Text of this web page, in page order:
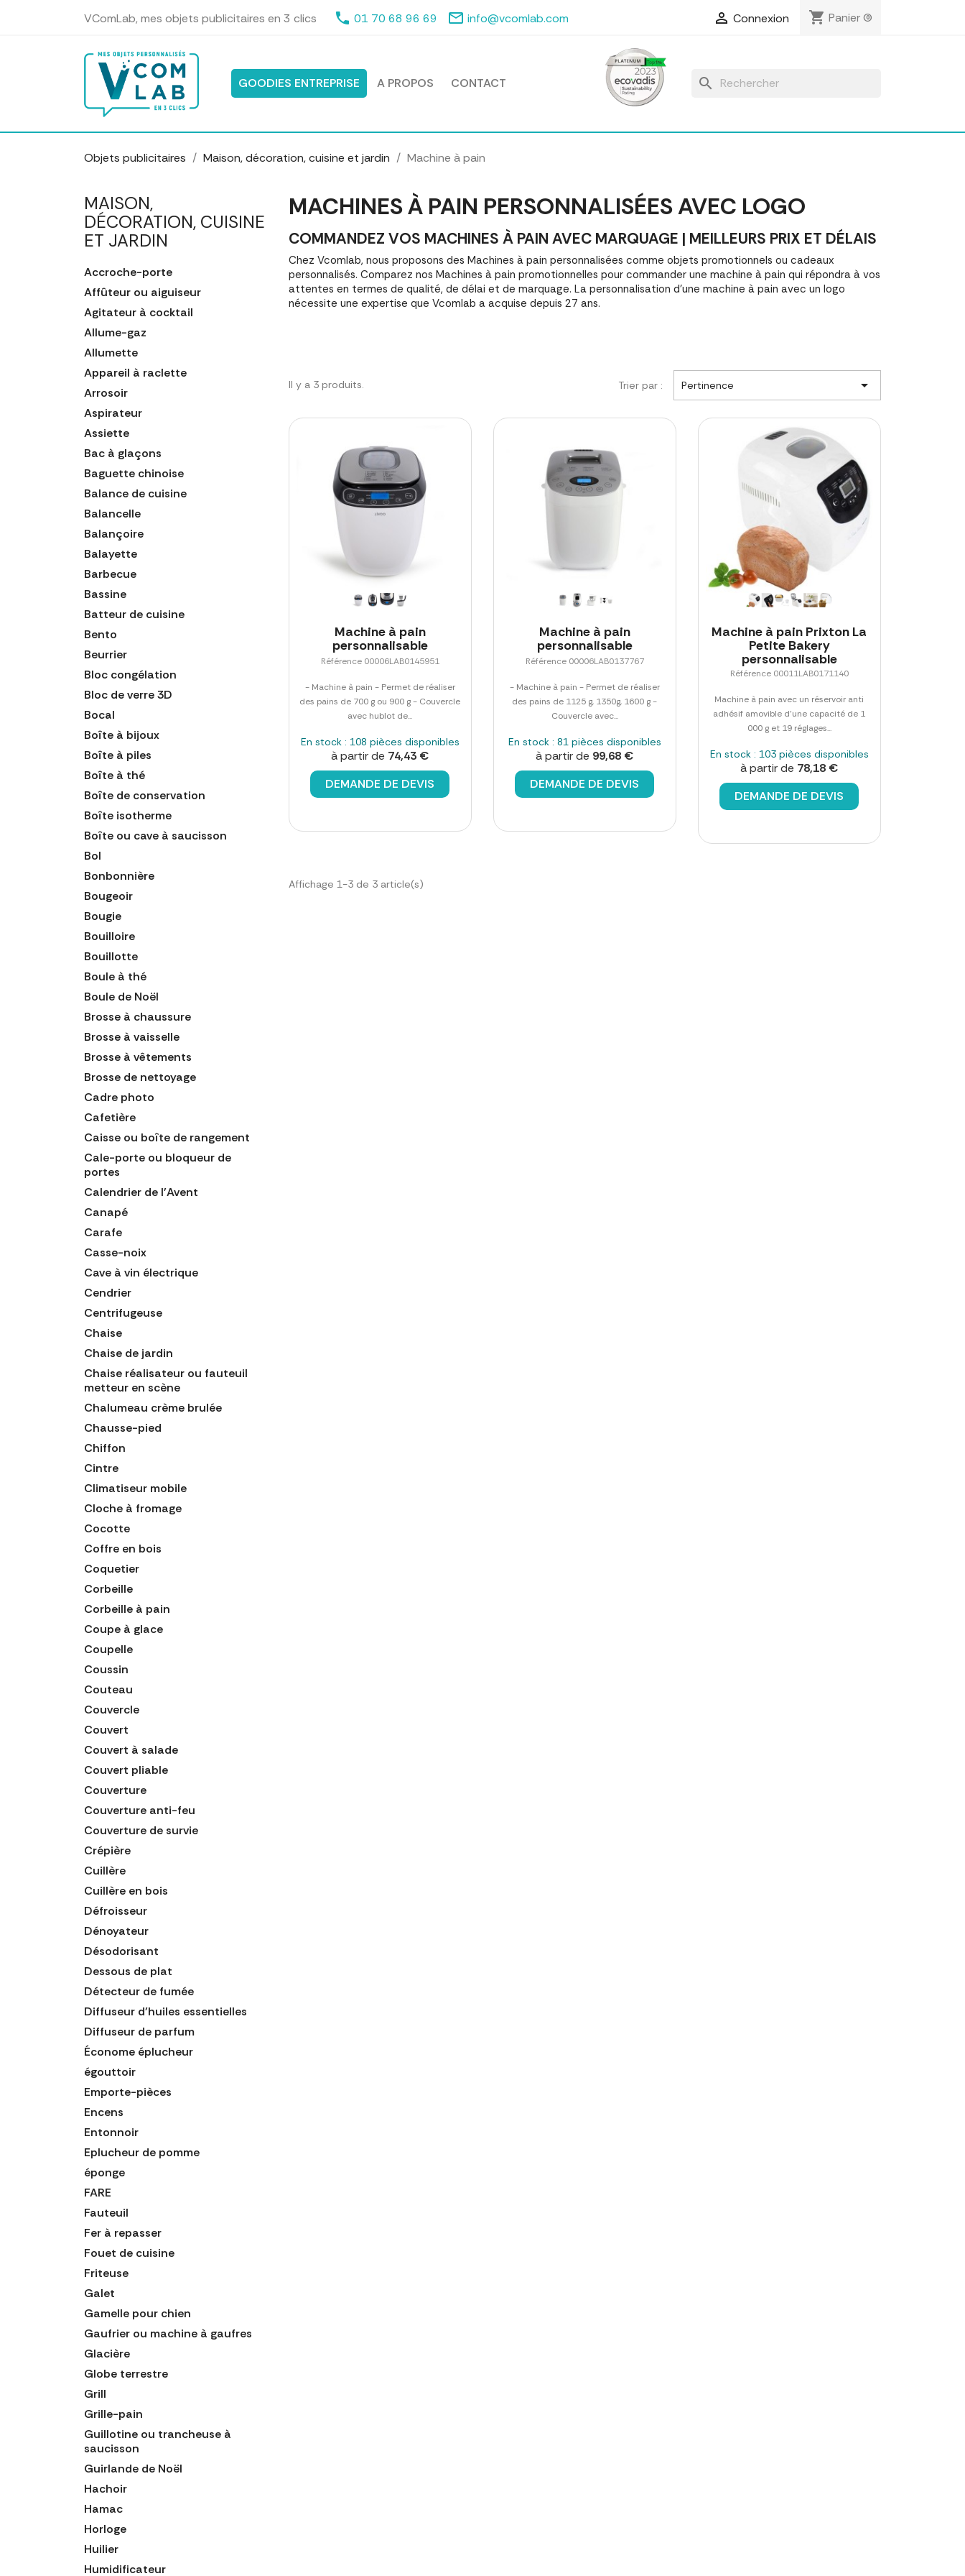
VComLab, mes objets publicitaires en 3 clics phone 01 70 68 96 69 mail_outline info@vcomlab.com  Connexion shopping_cart Panier(0)
GOODIES ENTREPRISE A PROPOS CONTACT search
Objets publicitaires Maison, décoration, cuisine et jardin Machine à pain
MAISON,
DÉCORATION, CUISINE
ET JARDIN
Accroche-porte
Affûteur ou aiguiseur
Agitateur à cocktail
Allume-gaz
Allumette
Appareil à raclette
Arrosoir
Aspirateur
Assiette
Bac à glaçons
Baguette chinoise
Balance de cuisine
Balancelle
Balançoire
Balayette
Barbecue
Bassine
Batteur de cuisine
Bento
Beurrier
Bloc congélation
Bloc de verre 3D
Bocal
Boîte à bijoux
Boîte à piles
Boîte à thé
Boîte de conservation
Boîte isotherme
Boîte ou cave à saucisson
Bol
Bonbonnière
Bougeoir
Bougie
Bouilloire
Bouillotte
Boule à thé
Boule de Noël
Brosse à chaussure
Brosse à vaisselle
Brosse à vêtements
Brosse de nettoyage
Cadre photo
Cafetière
Caisse ou boîte de rangement
Cale-porte ou bloqueur de
portes
Calendrier de l'Avent
Canapé
Carafe
Casse-noix
Cave à vin électrique
Cendrier
Centrifugeuse
Chaise
Chaise de jardin
Chaise réalisateur ou fauteuil
metteur en scène
Chalumeau crème brulée
Chausse-pied
Chiffon
Cintre
Climatiseur mobile
Cloche à fromage
Cocotte
Coffre en bois
Coquetier
Corbeille
Corbeille à pain
Coupe à glace
Coupelle
Coussin
Couteau
Couvercle
Couvert
Couvert à salade
Couvert pliable
Couverture
Couverture anti-feu
Couverture de survie
Crépière
Cuillère
Cuillère en bois
Défroisseur
Dénoyateur
Désodorisant
Dessous de plat
Détecteur de fumée
Diffuseur d'huiles essentielles
Diffuseur de parfum
Économe éplucheur
égouttoir
Emporte-pièces
Encens
Entonnoir
Eplucheur de pomme
éponge
FARE
Fauteuil
Fer à repasser
Fouet de cuisine
Friteuse
Galet
Gamelle pour chien
Gaufrier ou machine à gaufres
Glacière
Globe terrestre
Grill
Grille-pain
Guillotine ou trancheuse à
saucisson
Guirlande de Noël
Hachoir
Hamac
Horloge
Huilier
Humidificateur
MACHINES À PAIN PERSONNALISÉES AVEC LOGO
COMMANDEZ VOS MACHINES À PAIN AVEC MARQUAGE | MEILLEURS PRIX ET DÉLAIS
Chez Vcomlab, nous proposons des Machines à pain personnalisées comme objets promotionnels ou cadeaux
personnalisés. Comparez nos Machines à pain promotionnelles pour commander une machine à pain qui répondra à vos
attentes en termes de qualité, de délai et de marquage. La personnalisation d'une machine à pain avec un logo
nécessite une expertise que Vcomlab a acquise depuis 27 ans.
Il y a 3 produits. Trier par : Pertinence 
Machine à pain
personnalisable
Référence 00006LAB0145951
- Machine à pain - Permet de réaliser
des pains de 700 g ou 900 g - Couvercle
avec hublot de...
En stock : 108 pièces disponibles
à partir de 74,43 €
DEMANDE DE DEVIS
Machine à pain
personnalisable
Référence 00006LAB0137767
- Machine à pain - Permet de réaliser
des pains de 1125 g, 1350g, 1600 g -
Couvercle avec...
En stock : 81 pièces disponibles
à partir de 99,68 €
DEMANDE DE DEVIS
Machine à pain Prixton La
Petite Bakery
personnalisable
Référence 00011LAB0171140
Machine à pain avec un réservoir anti
adhésif amovible d'une capacité de 1
000 g et 19 réglages...
En stock : 103 pièces disponibles
à partir de 78,18 €
DEMANDE DE DEVIS
Affichage 1-3 de 3 article(s)